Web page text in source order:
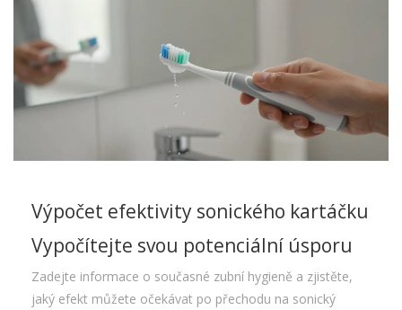
Výpočet efektivity sonického kartáčku
Vypočítejte svou potenciální úsporu
Zadejte informace o současné zubní hygieně a zjistěte,
jaký efekt můžete očekávat po přechodu na sonický